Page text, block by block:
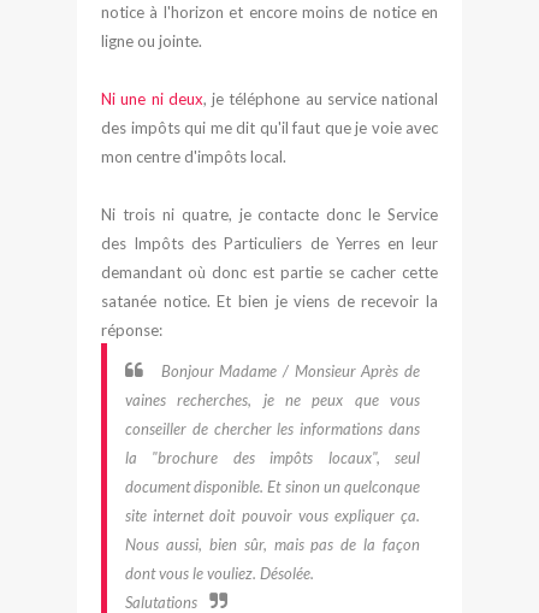
notice à l'horizon et encore moins de notice en
ligne ou jointe.
Ni une ni deux, je téléphone au service national
des impôts qui me dit qu'il faut que je voie avec
mon centre d'impôts local.
Ni trois ni quatre, je contacte donc le Service
des Impôts des Particuliers de Yerres en leur
demandant où donc est partie se cacher cette
satanée notice. Et bien je viens de recevoir la
réponse:
Bonjour Madame / Monsieur Après de
vaines recherches, je ne peux que vous
conseiller de chercher les informations dans
la "brochure des impôts locaux", seul
document disponible. Et sinon un quelconque
site internet doit pouvoir vous expliquer ça.
Nous aussi, bien sûr, mais pas de la façon
dont vous le vouliez. Désolée.
Salutations